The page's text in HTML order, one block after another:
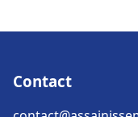
Contact